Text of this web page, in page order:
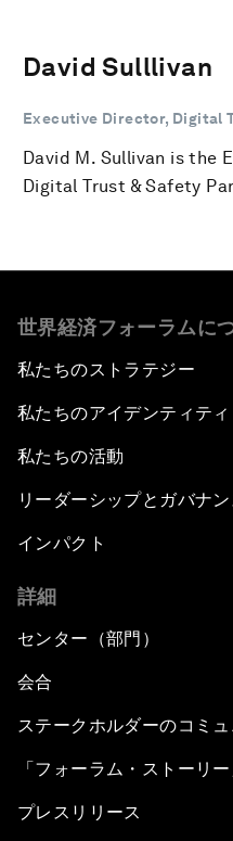
David Sulllivan
Executive Director, Digital
David M. Sullivan is the
Digital Trust & Safety
世界経済フォーラムに
私たちのストラテジー
私たちのアイデンティティ
私たちの活動
リーダーシップとガバナン
インパクト
詳細
センター（部門）
会合
ステークホルダーのコミュ
「フォーラム・ストーリー
プレスリリース